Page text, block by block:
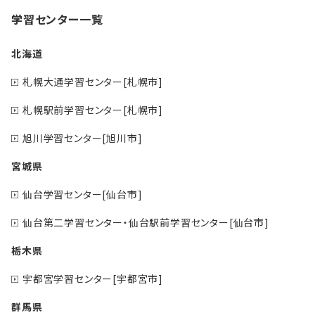
学習センター一覧
北海道
札幌大通学習センター[札幌市]
札幌駅前学習センター[札幌市]
旭川学習センター[旭川市]
宮城県
仙台学習センター[仙台市]
仙台第二学習センター・仙台駅前学習センター[仙台市]
栃木県
宇都宮学習センター[宇都宮市]
群馬県